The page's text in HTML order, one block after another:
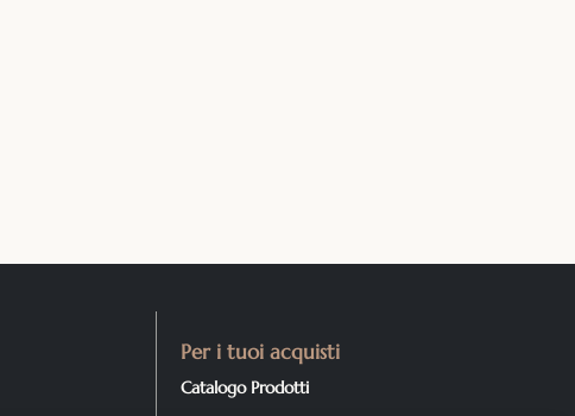
Per i tuoi acquisti
Catalogo Prodotti